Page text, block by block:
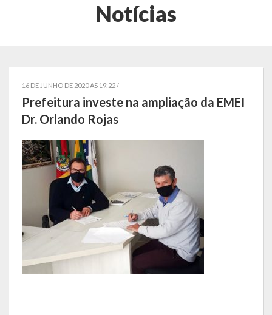
Símbolos
Telefones Úteis
Secretarias
Estrutura organizacional
Administração
Assistência Social
Educação, Cultura, Desporto e Turismo
Sala Multidisciplinar Saber Mais
Notícias
16 DE JUNHO DE 2020 AS 19:22 /
Prefeitura investe na ampliação da EMEI
Dr. Orlando Rojas